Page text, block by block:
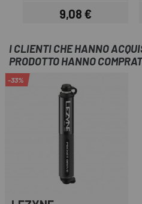
Prezzo
9,08 €
I CLIENTI CHE HANNO
PRODOTTO HANNO
-33%